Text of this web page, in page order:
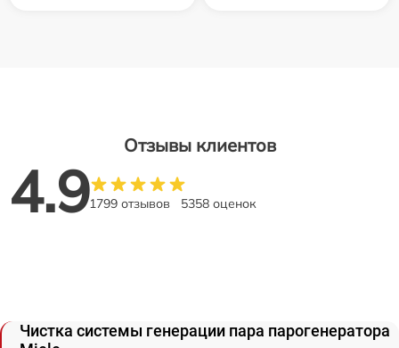
Отзывы клиентов
4.91799 отзывов 5358 оценок
Чистка системы генерации пара парогенератора